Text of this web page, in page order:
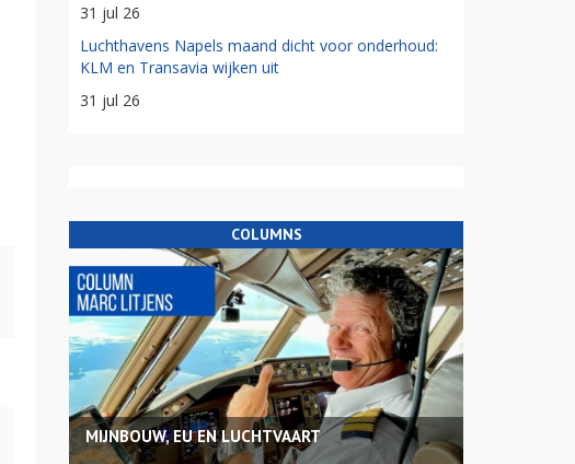
31 jul 26
Luchthavens Napels maand dicht voor onderhoud:
KLM en Transavia wijken uit
31 jul 26
COLUMNS
MIJNBOUW, EU EN LUCHTVAART